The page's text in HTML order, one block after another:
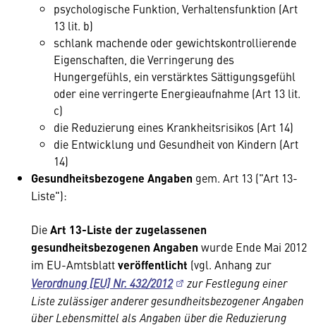
psychologische Funktion, Verhaltensfunktion (Art
13 lit. b)
schlank machende oder gewichtskontrollierende
Eigenschaften, die Verringerung des
Hungergefühls, ein verstärktes Sättigungsgefühl
oder eine verringerte Energieaufnahme (Art 13 lit.
c)
die Reduzierung eines Krankheitsrisikos (Art 14)
die Entwicklung und Gesundheit von Kindern (Art
14)
Gesundheitsbezogene Angaben gem. Art 13 ("Art 13-
Liste"):
DieArt 13-Liste der zugelassenen
gesundheitsbezogenen Angaben wurde Ende Mai 2012
im EU-Amtsblattveröffentlicht (vgl. Anhang zur
Verordnung [EU] Nr. 432/2012
zur Festlegung einer
Liste zulässiger anderer gesundheitsbezogener Angaben
über Lebensmittel als Angaben über die Reduzierung